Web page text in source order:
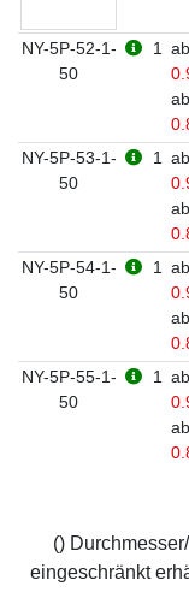
NY-5P-52-1-
50
1
NY-5P-53-1-
50
1
NY-5P-54-1-
50
1
NY-5P-55-1-
50
1
()
eingeschränkt